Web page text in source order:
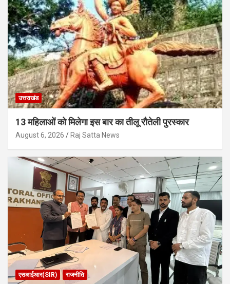
उत्तराखंड
13 महिलाओं को मिलेगा इस बार का तीलू रौतेली पुरस्कार
August 6, 2026 Raj Satta News
एसआईआर(SIR) राजनीति